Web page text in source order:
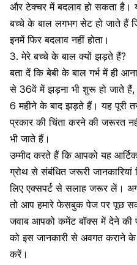
और टेक्चर में बदलाव हो सकता है।
बच्चे के बाल लगभग सेट हो जाते हैं
इनमें फिर बदलाव नहीं होता।
3. मेरे बच्चे के बाल क्यों झड़ते हैं?
बता दें कि बेबी के बाल गर्भ में ही
से 36वें में झड़ना भी शुरू हो जाते
6 महीने के बाद झड़ते हैं। यह पूरी
प्रकार की चिंता करने की जरूरत
भी जाते हैं।
उम्मीद करते हैं कि आपको यह
ग्रोथ से संबंधित जरूरी
लिए एक्सपर्ट से सलाह जरूर लें।
तो आप हमारे फेसबुक पेज पर पूछ
जवाब आपको कमेंट बॉक्स में देने की
को इस जानकारी से अवगत कराने
करें।